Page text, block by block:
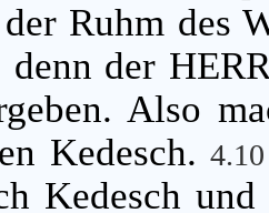
Ruhm des
der
Also
Kedesch.
Kedesch